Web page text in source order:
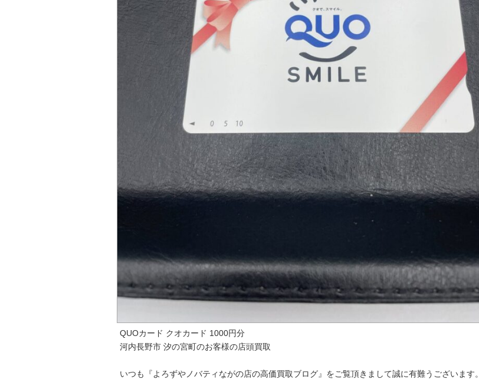
QUOカード クオカード 1000円分
河内長野市 汐の宮町のお客様の店頭買取
いつも『よろずやノバティながの店の高価買取ブログ』をご覧頂きまして誠に有難うございます。